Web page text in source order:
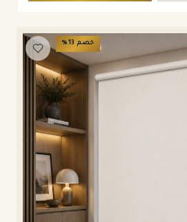
خصم 13
%